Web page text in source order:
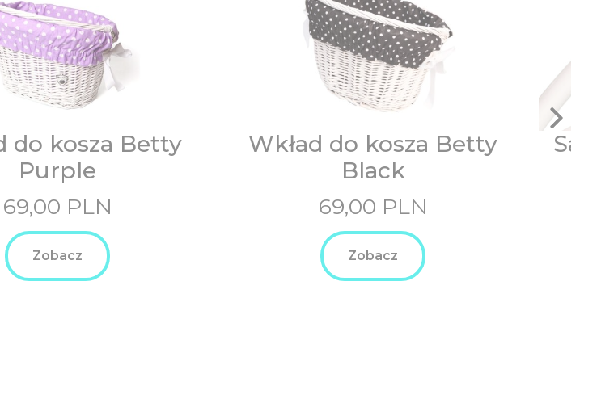
do kosza Betty
Purple
69,00 PLN
Zobacz
Wkład do kosza Betty
Black
69,00 PLN
Zobacz